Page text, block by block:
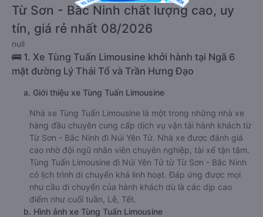
Từ Sơn - Bắc Ninh chất lượng cao, uy
tín, giá rẻ nhất 08/2026
null
🚌 1. Xe Tùng Tuấn Limousine khởi hành tại Ngã 6
mặt đường Lý Thái Tổ và Trần Hưng Đạo
a. Giới thiệu xe Tùng Tuấn Limousine
Nhà xe Tùng Tuấn Limousine là một trong những nhà xe
hàng đầu chuyên cung cấp dịch vụ vận tải hành khách từ
Từ Sơn - Bắc Ninh đi Núi Yên Tử. Nhà xe được đánh giá
cao nhờ đội ngũ nhân viên chuyên nghiệp, tài xế tận tâm.
Tùng Tuấn Limousine đi Núi Yên Tử từ Từ Sơn - Bắc Ninh
có lịch trình di chuyển khá linh hoạt. Đáp ứng được mọi
nhu cầu di chuyển của hành khách dù là các dịp cao
điểm như cuối tuần, Lễ, Tết.
b. Hình ảnh xe Tùng Tuấn Limousine